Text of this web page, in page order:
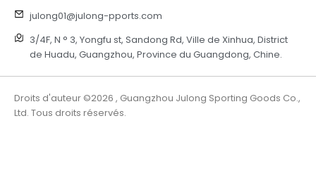
julong01@julong-pports.com
3/4F, N ° 3, Yongfu st, Sandong Rd, Ville de Xinhua, District
de Huadu, Guangzhou, Province du Guangdong, Chine.
Droits d'auteur ©2026 , Guangzhou Julong Sporting Goods Co.,
Ltd. Tous droits réservés.